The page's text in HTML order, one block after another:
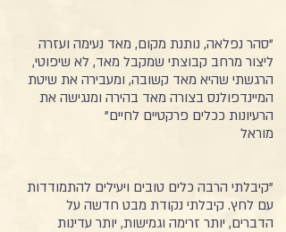
"סהר נפלאה, נותנת מקום, מאד נעימה ועזרה
ליצור מרחב קבוצתי שמקבל מאד, לא שיפוטי,
הרגשתי שהיא מאד קשובה, ומעבירה את שיטת
המיינדפולנס בצורה מאד בהירה ומנגישה את
הרעיונות ככלים פרקטיים לחיים"
מוראל
"קיבלתי הרבה כלים טובים ויעילים להתמודדות
עם לחץ. קיבלתי נקודת מבט חדשה על
הדברים, יותר זרימה וגמישות, יותר עדינות